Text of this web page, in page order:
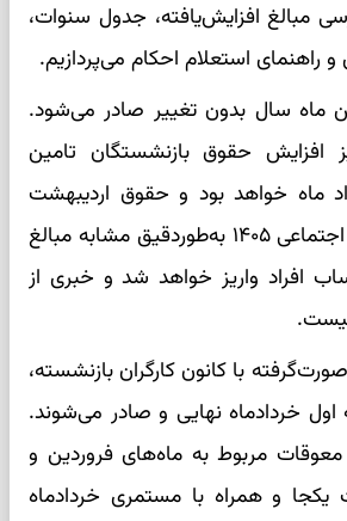
مبالغ افزایش‌یافته، جدول سنوات،
راهنمای استعلام احکام می‌پردازیم.
سال بدون تغییر صادر می‌شود.
افزایش حقوق بازنشستگان تامین
۱۴۰۵ خرداد ماه خواهد بود و حقوق اردیبهشت
بازنشستگان تامین اجتماعی ۱۴۰۵ به‌طوردقیق مشابه مبالغ
افراد واریز خواهد شد و خبری از
با کانون کارگران بازنشسته،
اول خردادماه نهایی و صادر می‌شوند.
مربوط به ماه‌های فروردین و
یکجا و همراه با مستمری خردادماه